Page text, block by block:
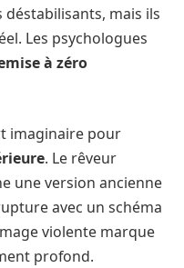
déstabilisants, mais ils
Les psychologues
à zéro
imaginaire pour
. Le rêveur
une version ancienne
avec un schéma
violente marque
profond.